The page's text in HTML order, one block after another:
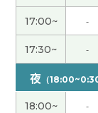
谢谢您的课
思。通过考
习、因为我
了。我欣赏
照片。下次
17:00~ -
17:30~ -
夜 （18:00~0:30
18:00~ -